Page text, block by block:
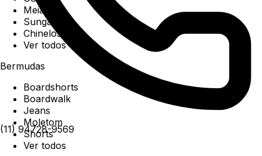
(11) 94728-9569
Meias
Sunga
Chinelos
Ver todos
Bermudas
Boardshorts
Boardwalk
Jeans
Moletom
Shorts
Ver todos